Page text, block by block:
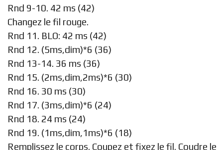
Rnd 9-10. 42 ms (42)
Changez le fil rouge.
Rnd 11. BLO: 42 ms (42)
Rnd 12. (5ms,dim)*6 (36)
Rnd 13-14. 36 ms (36)
Rnd 15. (2ms,dim,2ms)*6 (30)
Rnd 16. 30 ms (30)
Rnd 17. (3ms,dim)*6 (24)
Rnd 18. 24 ms (24)
Rnd 19. (1ms,dim,1ms)*6 (18)
Remplissez le corps. Coupez et fixez le fil. Coudre le